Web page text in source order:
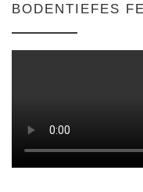
BODENTIEFES